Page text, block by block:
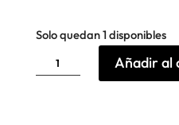
Solo quedan 1 disponibles
Vaqueros
Celia
Garcia
Añadir al